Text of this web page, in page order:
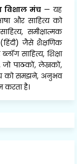
विशाल मंच — यह
और साहित्य को
समीक्षात्मक
जैसे शैक्षणिक
साहित्य, शिक्षा
पाठकों, लेखकों,
को समझने, अनुभव
है।